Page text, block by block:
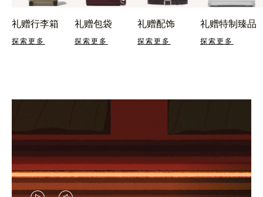
礼赠行李箱
探索更多
礼赠包袋
探索更多
礼赠配饰
探索更多
礼赠特制臻品
探索更多